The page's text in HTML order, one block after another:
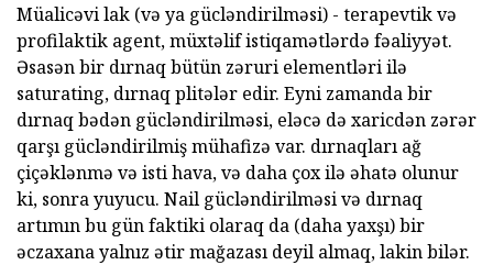
Müalicəvi lak (və ya gücləndirilməsi) - terapevtik və
profilaktik agent, müxtəlif istiqamətlərdə fəaliyyət.
Əsasən bir dırnaq bütün zəruri elementləri ilə
saturating, dırnaq plitələr edir. Eyni zamanda bir
dırnaq bədən gücləndirilməsi, eləcə də xaricdən zərər
qarşı gücləndirilmiş mühafizə var. dırnaqları ağ
çiçəklənmə və isti hava, və daha çox ilə əhatə olunur
ki, sonra yuyucu. Nail gücləndirilməsi və dırnaq
artımın bu gün faktiki olaraq da (daha yaxşı) bir
əczaxana yalnız ətir mağazası deyil almaq, lakin bilər.